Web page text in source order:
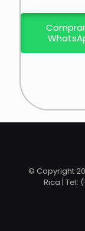
© Copyright
Rica | Tel: